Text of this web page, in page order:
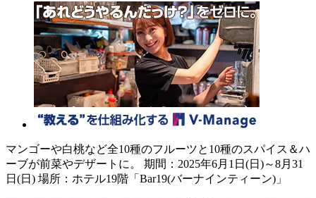
マンゴーや白桃など全10種のフルーツと10種のスパイス＆ハ
ーブが前菜やデザートに。 期間：2025年6月1日(日)～8月31
日(日) 場所：ホテル19階「Bar19(バーナインティーン)」